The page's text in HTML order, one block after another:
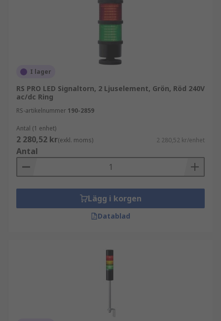
I lager
RS PRO LED Signaltorn, 2 Ljuselement, Grön, Röd 240V
ac/dc Ring
RS-artikelnummer 190-2859
Antal (1 enhet)
2 280,52 kr(exkl. moms) 2 280,52 kr/enhet
Antal
Lägg i korgen
Datablad